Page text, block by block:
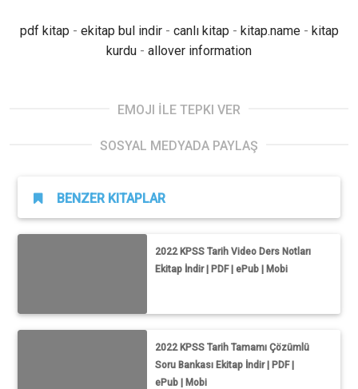
pdf kitap - ekitap bul indir- canlı kitap - kitap.name- kitap
kurdu - allover information
EMOJI İLE TEPKI VER
SOSYAL MEDYADA PAYLAŞ
BENZER KITAPLAR
2022 KPSS Tarih Video Ders Notları
Ekitap İndir | PDF | ePub | Mobi
2022 KPSS Tarih Tamamı Çözümlü
Soru Bankası Ekitap İndir | PDF |
ePub | Mobi